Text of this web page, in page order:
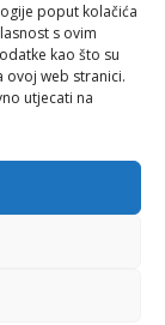
poput kolačića
s ovim
kao što su
ovoj web stranici.
utjecati na